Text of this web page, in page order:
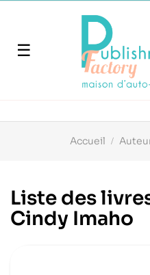
Basculer
navigation
☰
Accueil
Liste des
Cindy Imaho